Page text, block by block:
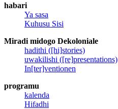
habari
Ya sasa
Kuhusu Sisi
Miradi midogo Dekoloniale
hadithi ([hi]stories)
uwakilishi ([re]presentations)
In[ter]ventionen
programu
kalenda
Hifadhi